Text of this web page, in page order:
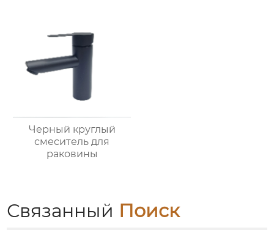
Черный круглый
смеситель для
раковины
Связанный Поиск